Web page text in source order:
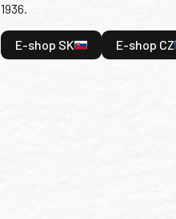
1936.
E-shop SK E-shop CZ